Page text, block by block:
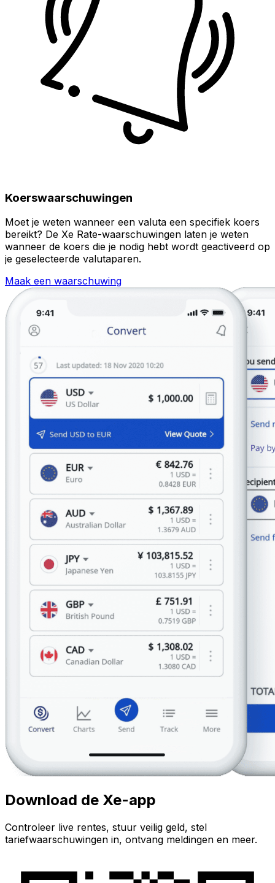
Koerswaarschuwingen
Moet je weten wanneer een valuta een specifiek koers
bereikt? De Xe Rate-waarschuwingen laten je weten
wanneer de koers die je nodig hebt wordt geactiveerd op
je geselecteerde valutaparen.
Maak een waarschuwing
Download de Xe-app
Controleer live rentes, stuur veilig geld, stel
tariefwaarschuwingen in, ontvang meldingen en meer.